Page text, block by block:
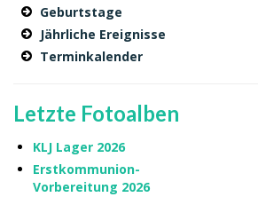
Geburtstage
Jährliche Ereignisse
Terminkalender
Letzte Fotoalben
KLJ Lager 2026
Erstkommunion-
Vorbereitung 2026